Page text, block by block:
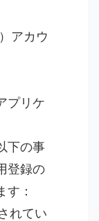
アカウ
プリケ
下の事
登録の
す：
れてい